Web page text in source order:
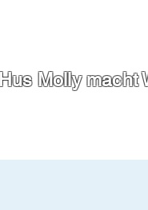
Molly macht